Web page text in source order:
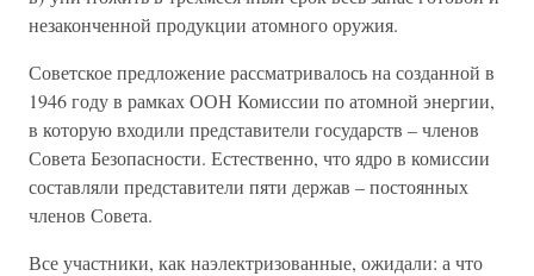
незаконченной продукции атомного оружия.
Советское предложение рассматривалось на созданной в
1946 году в рамках ООН Комиссии по атомной энергии,
в которую входили представители государств – членов
Совета Безопасности. Естественно, что ядро в комиссии
составляли представители пяти держав – постоянных
членов Совета.
Все участники, как наэлектризованные, ожидали: а что